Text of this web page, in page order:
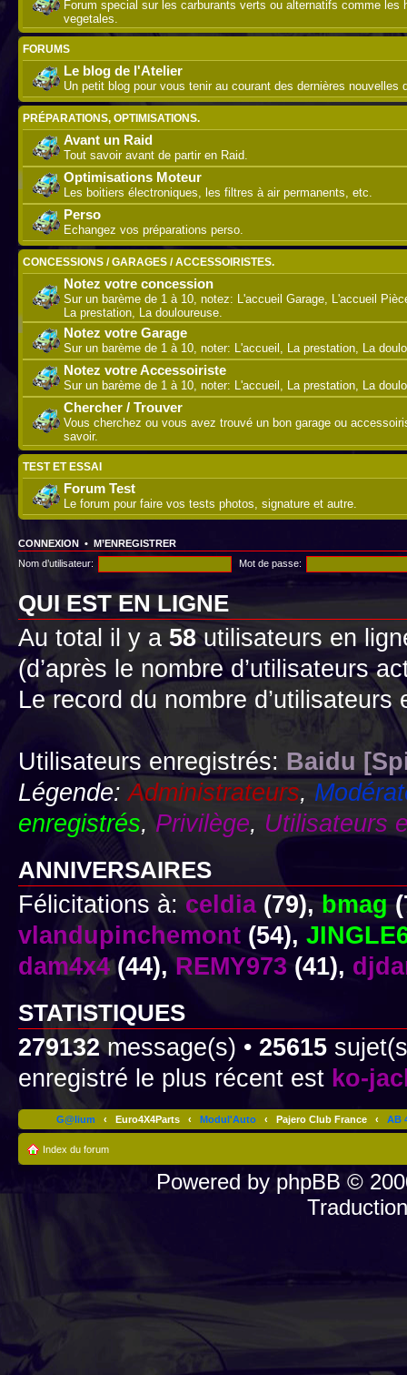
Forum special sur les carburants verts ou alternatifs comme les
vegetales.
FORUMS
Le blog de l'Atelier
Un petit blog pour vous tenir au courant des dernières nouvelles
PRÉPARATIONS, OPTIMISATIONS.
Avant un Raid
Tout savoir avant de partir en Raid.
Optimisations Moteur
Les boitiers électroniques, les filtres à air permanents, etc.
Perso
Echangez vos préparations perso.
CONCESSIONS / GARAGES / ACCESSOIRISTES.
Notez votre concession
Sur un barème de 1 à 10, notez: L'accueil Garage, L'accueil
La prestation, La douloureuse.
Notez votre Garage
Sur un barème de 1 à 10, noter: L'accueil, La prestation, La
Notez votre Accessoiriste
Sur un barème de 1 à 10, noter: L'accueil, La prestation, La
Chercher / Trouver
Vous cherchez ou vous avez trouvé un bon garage ou
savoir.
TEST ET ESSAI
Forum Test
Le forum pour faire vos tests photos, signature et autre.
CONNEXION • M’ENREGISTRER
Nom d’utilisateur:
Mot de passe:
QUI EST EN LIGNE
Au total il y a 58utilisateurs en
(d’après le nombre d’utilisateurs
Le record du nombre
Utilisateurs enregistrés: Baidu
Légende:Administrateurs,
enregistrés,Privilège, Utilisateurs
ANNIVERSAIRES
Félicitations à: celdia (79),bmag
vlandupinchemont (54),
dam4x4(44),REMY973 (41),
STATISTIQUES
279132message(s) • 25615
enregistré le plus récent est ko-
G@lium ‹ Euro4X4Parts ‹ Modul'Auto ‹ Pajero Club France ‹ AB
Index du forum
Powered by phpBB ©